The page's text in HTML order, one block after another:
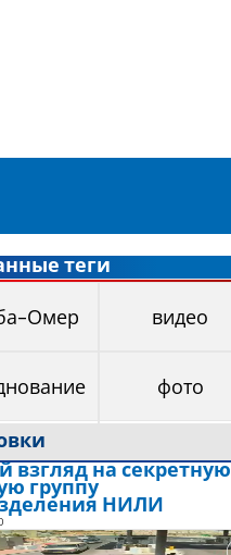
теги
Омер видео
фото
взгляд на секретную
группу
НИЛИ